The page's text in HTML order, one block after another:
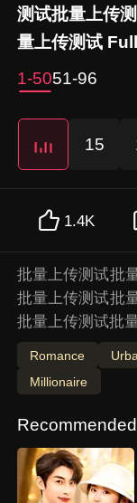
测试批量上传
量上传测试
1-5051-96
15
1.4K
批量上传测试批
批量上传测试批
批量上传测试批
Romance
Millionaire